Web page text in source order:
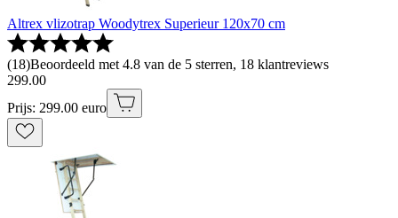
Altrex vlizotrap Woodytrex Superieur 120x70 cm
(18)Beoordeeld met 4.8 van de 5 sterren, 18 klantreviews
299.00
Prijs: 299.00 euro